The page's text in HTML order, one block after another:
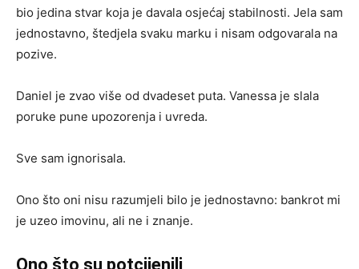
bio jedina stvar koja je davala osjećaj stabilnosti. Jela sam
jednostavno, štedjela svaku marku i nisam odgovarala na
pozive.
Daniel je zvao više od dvadeset puta. Vanessa je slala
poruke pune upozorenja i uvreda.
Sve sam ignorisala.
Ono što oni nisu razumjeli bilo je jednostavno: bankrot mi
je uzeo imovinu, ali ne i znanje.
Ono što su potcijenili